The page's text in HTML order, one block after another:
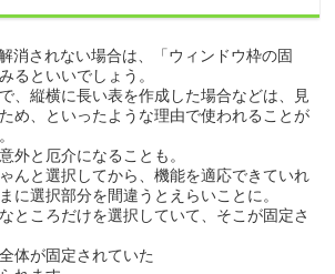
消されない場合は、「ウィンドウ枠の固
るといいでしょう。
、縦横に長い表を作成した場合などは、見
め、といったような理由で使われることが
外と厄介になることも。
んと選択してから、機能を適応できていれ
に選択部分を間違うとえらいことに。
ところだけを選択していて、そこが固定さ
体が固定されていた